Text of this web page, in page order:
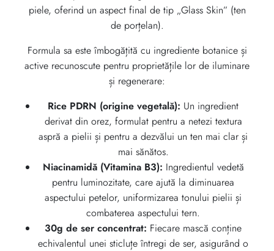
piele, oferind un aspect final de tip „Glass Skin” (ten
de porțelan).
Formula sa este îmbogățită cu ingrediente botanice și
active recunoscute pentru proprietățile lor de iluminare
și regenerare:
Rice PDRN (origine vegetală): Un ingredient
derivat din orez, formulat pentru a netezi textura
aspră a pielii și pentru a dezvălui un ten mai clar și
mai sănătos.
Niacinamidă (Vitamina B3): Ingredientul vedetă
pentru luminozitate, care ajută la diminuarea
aspectului petelor, uniformizarea tonului pielii și
combaterea aspectului tern.
30g de ser concentrat: Fiecare mască conține
echivalentul unei sticluțe întregi de ser, asigurând o